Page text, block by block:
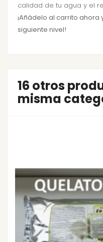
calidad de tu agua y el
¡Añádelo al carrito ahora
siguiente nivel!
16 otros
misma